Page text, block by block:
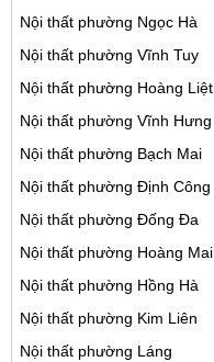
Nội thất phường Ngọc Hà
Nội thất phường Vĩnh Tuy
Nội thất phường Hoàng Liệt
Nội thất phường Vĩnh Hưng
Nội thất phường Bạch Mai
Nội thất phường Định Công
Nội thất phường Đống Đa
Nội thất phường Hoàng Mai
Nội thất phường Hồng Hà
Nội thất phường Kim Liên
Nội thất phường Láng